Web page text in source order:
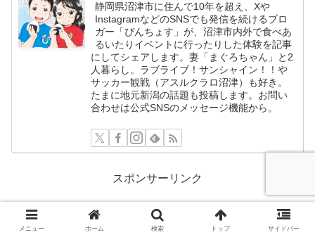
静岡県沼津市に住んで10年を超え、Xや
InstagramなどのSNSでも発信を続けるブロ
ガー「ぴんちょす」が、沼津市内外で食べあ
るいたりイベントに行ったりした体験を記事
にしてシェアします。妻「まぐろちゃん」と2
人暮らし。ラブライブ！サンシャイン！！や
サッカー観戦（アスルクラロ沼津）も好き。
たまに地元新潟の話題も投稿します。お問い
合わせは公式SNSのメッセージ機能から。
スポンサーリンク
メニュー ホーム 検索 トップ サイドバー